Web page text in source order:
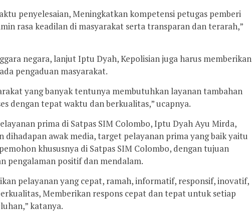
penyelesaian, Meningkatkan kompetensi petugas pemberi
rasa keadilan di masyarakat serta transparan dan terarah,”
negara, lanjut Iptu Dyah, Kepolisian juga harus memberikan
pengaduan masyarakat.
yang banyak tentunya membutuhkan layanan tambahan
dengan tepat waktu dan berkualitas,” ucapnya.
prima di Satpas SIM Colombo, Iptu Dyah Ayu Mirda,
dihadapan awak media, target pelayanan prima yang baik yaitu
khususnya di Satpas SIM Colombo, dengan tujuan
pengalaman positif dan mendalam.
pelayanan yang cepat, ramah, informatif, responsif, inovatif,
Memberikan respons cepat dan tepat untuk setiap
katanya.